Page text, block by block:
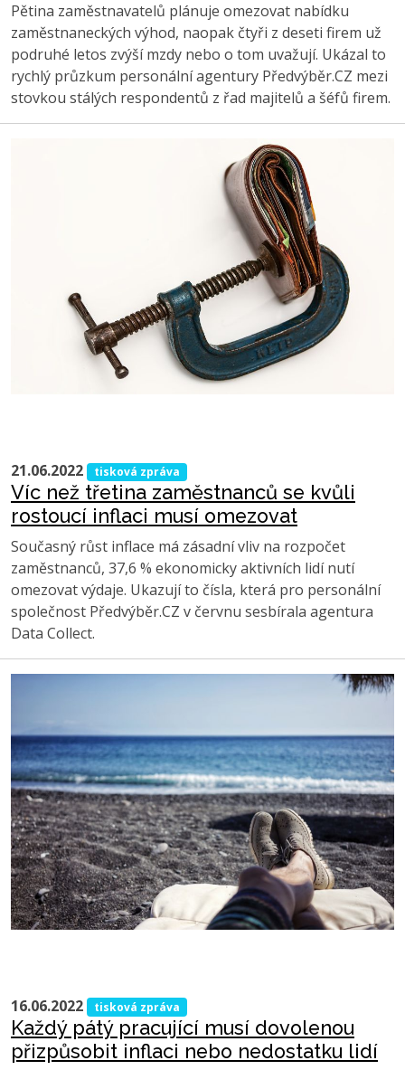
Pětina zaměstnavatelů plánuje omezovat nabídku
zaměstnaneckých výhod, naopak čtyři z deseti firem už
podruhé letos zvýší mzdy nebo o tom uvažují. Ukázal to
rychlý průzkum personální agentury Předvýběr.CZ mezi
stovkou stálých respondentů z řad majitelů a šéfů firem.
21.06.2022 tisková zpráva
Víc než třetina zaměstnanců se kvůli
rostoucí inflaci musí omezovat
Současný růst inflace má zásadní vliv na rozpočet
zaměstnanců, 37,6 % ekonomicky aktivních lidí nutí
omezovat výdaje. Ukazují to čísla, která pro personální
společnost Předvýběr.CZ v červnu sesbírala agentura
Data Collect.
16.06.2022 tisková zpráva
Každý pátý pracující musí dovolenou
přizpůsobit inflaci nebo nedostatku lidí